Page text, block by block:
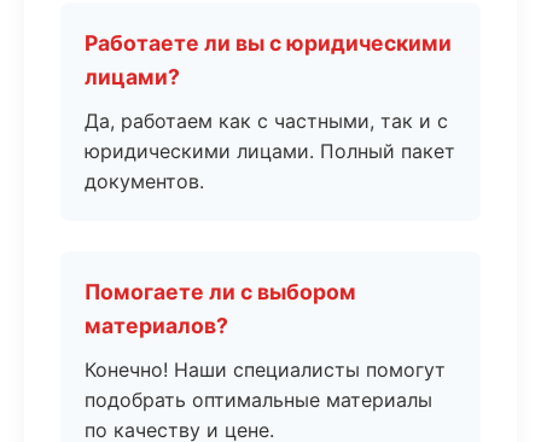
Работаете ли вы с юридическими
лицами?
Да, работаем как с частными, так и с
юридическими лицами. Полный пакет
документов.
Помогаете ли с выбором
материалов?
Конечно! Наши специалисты помогут
подобрать оптимальные материалы
по качеству и цене.